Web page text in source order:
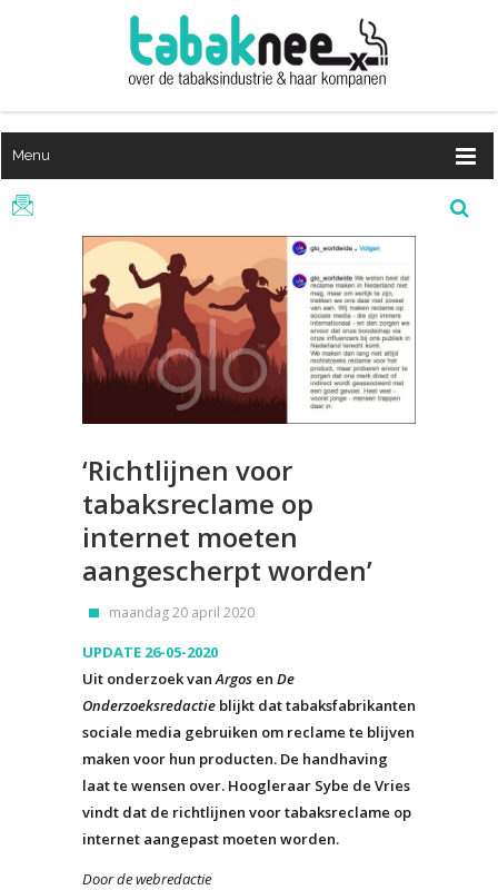
Menu
‘Richtlijnen voor
tabaksreclame op
internet moeten
aangescherpt worden’
maandag 20 april 2020
UPDATE 26-05-2020
Uit onderzoek vanArgos en De
Onderzoeksredactie blijkt dat tabaksfabrikanten
sociale media gebruiken om reclame te blijven
maken voor hun producten. De handhaving
laat te wensen over. Hoogleraar Sybe de Vries
vindt dat de richtlijnen voor tabaksreclame op
internet aangepast moeten worden.
Door de webredactie